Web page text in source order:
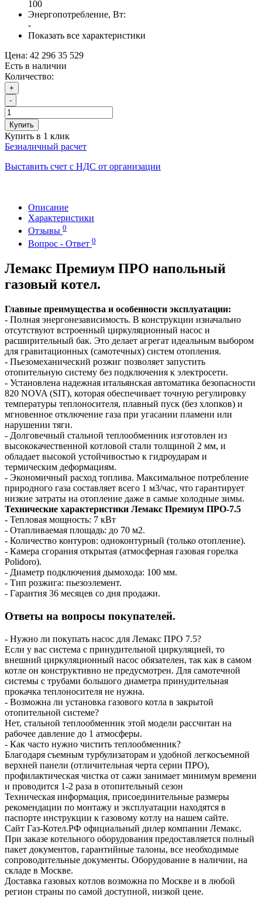
100
Энергопотребление, Вт:
-
Показать все характеристики
Цена: 42 296 35 529
Есть в наличии
Количество:
+
-
Купить
Купить в 1 клик
Безналичный расчет
Выставить счет с НДС от организации
Описание
Характеристики
Отзывы 0
Вопрос - Ответ 0
Лемакс Премиум ПРО напольный
газовый котел.
Главные преимущества и особенности эксплуатации:
- Полная энергонезависимость. В конструкции изначально
отсутствуют встроенный циркуляционный насос и
расширительный бак. Это делает агрегат идеальным выбором
для гравитационных (самотечных) систем отопления.
- Пьезомеханический розжиг позволяет запустить
отопительную систему без подключения к электросети.
- Установлена надежная итальянская автоматика безопасности
820 NOVA (SIT), которая обеспечивает точную регулировку
температуры теплоносителя, плавный пуск (без хлопков) и
мгновенное отключение газа при угасании пламени или
нарушении тяги.
- Долговечный стальной теплообменник изготовлен из
высококачественной котловой стали толщиной 2 мм, и
обладает высокой устойчивостью к гидроударам и
термическим деформациям.
- Экономичный расход топлива. Максимальное потребление
природного газа составляет всего 1 м3/час, что гарантирует
низкие затраты на отопление даже в самые холодные зимы.
Технические характеристики Лемакс Премиум ПРО-7.5
- Тепловая мощность: 7 кВт
- Отапливаемая площадь: до 70 м2.
- Количество контуров: одноконтурный (только отопление).
- Камера сгорания открытая (атмосферная газовая горелка
Polidoro).
- Диаметр подключения дымохода: 100 мм.
- Тип розжига: пьезоэлемент.
- Гарантия 36 месяцев со дня продажи.
Ответы на вопросы покупателей.
- Нужно ли покупать насос для Лемакс ПРО 7.5?
Если у вас система с принудительной циркуляцией, то
внешний циркуляционный насос обязателен, так как в самом
котле он конструктивно не предусмотрен. Для самотечной
системы с трубами большого диаметра принудительная
прокачка теплоносителя не нужна.
- Возможна ли установка газового котла в закрытой
отопительной системе?
Нет, стальной теплообменник этой модели рассчитан на
рабочее давление до 1 атмосферы.
- Как часто нужно чистить теплообменник?
Благодаря съемным турбулизаторам и удобной легкосъемной
верхней панели (отличительная черта серии ПРО),
профилактическая чистка от сажи занимает минимум времени
и проводится 1-2 раза в отопительный сезон
Техническая информация, присоединительные размеры
рекомендации по монтажу и эксплуатации находятся в
паспорте инструкции к газовому котлу на нашем сайте.
Сайт Газ-Котел.РФ официальный дилер компании Лемакс.
При заказе котельного оборудования предоставляется полный
пакет документов, гарантийные талоны, все необходимые
сопроводительные документы. Оборудование в наличии, на
складе в Москве.
Доставка газовых котлов возможна по Москве и в любой
регион страны по самой доступной, низкой цене.